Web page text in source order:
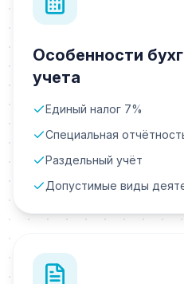
Особенности
учета
Единый налог 7%
Специальная
Раздельный учёт
Допустимые виды